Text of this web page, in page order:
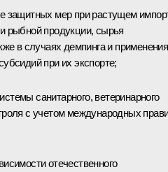
защитных мер при растущем
рыбной продукции, сырья
в случаях демпинга и применения
при их экспорте;
санитарного, ветеринарного
с учетом международных
отечественного